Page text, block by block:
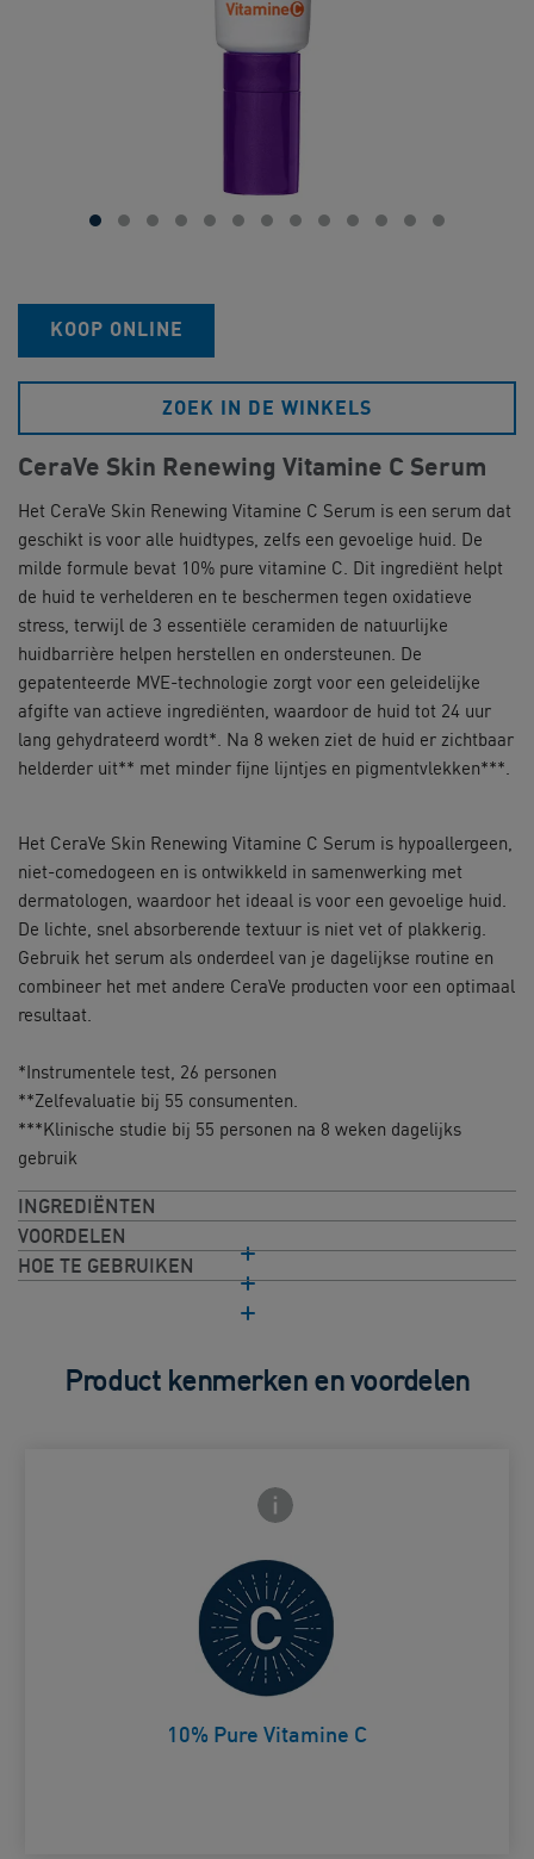
CeraVe Skin Renewing Vitamine C Serum​
Het CeraVe Skin Renewing Vitamine C Serum is een serum dat
geschikt is voor alle huidtypes, zelfs een gevoelige huid. De
milde formule bevat 10% pure vitamine C. Dit ingrediënt helpt
de huid te verhelderen en te beschermen tegen oxidatieve
stress, terwijl de 3 essentiële ceramiden de natuurlijke
huidbarrière helpen herstellen en ondersteunen. De
gepatenteerde MVE-technologie zorgt voor een geleidelijke
afgifte van actieve ingrediënten, waardoor de huid tot 24 uur
lang gehydrateerd wordt*. Na 8 weken ziet de huid er zichtbaar
helderder uit** met minder fijne lijntjes en pigmentvlekken***.
Het CeraVe Skin Renewing Vitamine C Serum is hypoallergeen,
niet-comedogeen en is ontwikkeld in samenwerking met
dermatologen, waardoor het ideaal is voor een gevoelige huid.
De lichte, snel absorberende textuur is niet vet of plakkerig.
Gebruik het serum als onderdeel van je dagelijkse routine en
combineer het met andere CeraVe producten voor een optimaal
resultaat.
​*Instrumentele test, 26 personen
​**Zelfevaluatie bij 55 consumenten.
​***Klinische studie bij 55 personen na 8 weken dagelijks
gebruik
KOOP ONLINE
ZOEK IN DE WINKELS
INGREDIËNTEN
VOORDELEN
HOE TE GEBRUIKEN
Product kenmerken en voordelen
Frontside Info icon
10% Pure Vitamine C
Helpt de huid te verhelderen en te
beschermen tegen oxidatieve
stress.